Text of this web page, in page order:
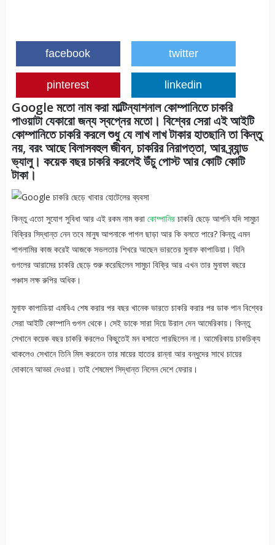
facebook twitter
pinterest linkedin
Google মতো নাম করা মাল্টিন্যাশনাল কোম্পানিতে চাকরি
পাওয়াটা যেকারো জন্য স্বপ্নের মতো। বিশ্বের সেরা এই আইটি
কোম্পানিতে চাকরি করলে শুধু যে লাখ লাখ টাকার হাতছানি তা কিন্তু
নয়, বরং আছে বিলাসবহুল জীবন, চাকরির নিরাপত্তা, আর ব্র্যান্ড
ভ্যালু। কয়েক বছর চাকরি করলেই উঁচু পোস্ট আর কোটি কোটি
টাকা।
কিন্তু এতো সুযোগ সুবিধা আর এই রকম নাম করা কোম্পানির চাকরি ছেড়ে আপনি যদি সামুচা
বিক্রির সিদ্ধান্ত নেন তবে মানুষ আপনাকে পাগল ছাড়া আর কি বলতে পারে? কিন্তু এমন
পাগলামির কাজ করেই আজকে সভলতার শিখরে আছেন ভারতের মুনাফ কাপাডিয়া। যিনি
গুগলের আরামের চাকরি ছেড়ে শুরু করেছিলেন সামুচা বিক্রি আর এখন তার মুনাফা বছরে
পঞ্চাস লক্ষ রুপির অধিক।
মুনাফ কাপাডিয়া এমবিএ শেষ করার পর বছর খানেক ভারতে চাকরি করার পর ডাক পান বিশ্বের
সেরা আইটি কোম্পানি গুগল থেকে। সেই ডাকে সারা দিয়ে উরাল দেন আমেরিকায়। কিন্তু
সেখানে কয়েক বছর চাকরি করলেও কিছুতেই মন বসাতে পারছিলেন না। আমেরিকায় চাকচিক্য
থাকলেও সেখানে তিনি মিস করতেন তার মায়ের হাতের রান্না আর বন্ধুদের সাথে চায়ের
দোকানে আড্ডা দেওয়া। তাই শেষমেশ সিদ্ধান্ত নিলেন দেশে ফেরার।